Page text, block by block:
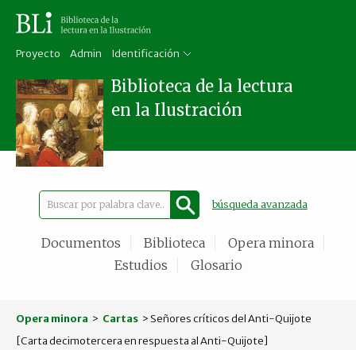
Proyecto Admin Identificación
Biblioteca de la lectura
en la Ilustración
búsqueda avanzada
Documentos Biblioteca
Opera minora
Estudios
Glosario
Opera minora > Cartas > Señores críticos del Anti-Quijote
[Carta decimotercera en respuesta al Anti-Quijote]